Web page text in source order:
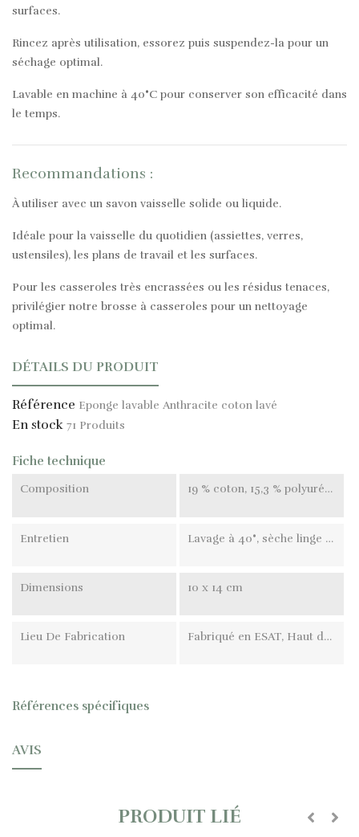
surfaces.
Rincez après utilisation, essorez puis suspendez-la pour un
séchage optimal.
Lavable en machine à 40°C pour conserver son efficacité dans
le temps.
Recommandations :
À utiliser avec un savon vaisselle solide ou liquide.
Idéale pour la vaisselle du quotidien (assiettes, verres,
ustensiles), les plans de travail et les surfaces.
Pour les casseroles très encrassées ou les résidus tenaces,
privilégier notre brosse à casseroles pour un nettoyage
optimal.
DÉTAILS DU PRODUIT
Référence Eponge lavable Anthracite coton lavé
En stock 71 Produits
Fiche technique
Composition 19 % coton, 15,3 % polyuréthane, 65,7 % polyester
Entretien Lavage à 40°, sèche linge autorisé
Dimensions 10 x 14 cm
Lieu De Fabrication Fabriqué en ESAT, Haut de Seine ( 92 )
Références spécifiques
AVIS
PRODUIT LIÉ